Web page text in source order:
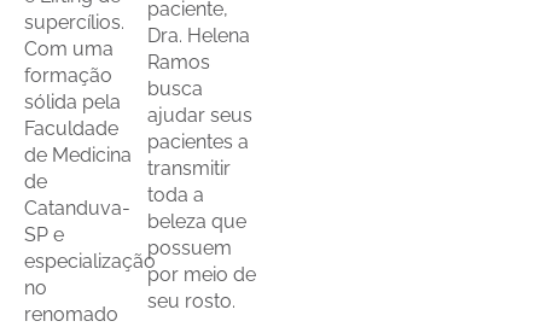
supercílios.
Com uma
formação
sólida pela
Faculdade
de Medicina
de
Catanduva-
SP e
especialização
no
renomado
paciente,
Dra. Helena
Ramos
busca
ajudar seus
pacientes a
transmitir
toda a
beleza que
possuem
por meio de
seu rosto.